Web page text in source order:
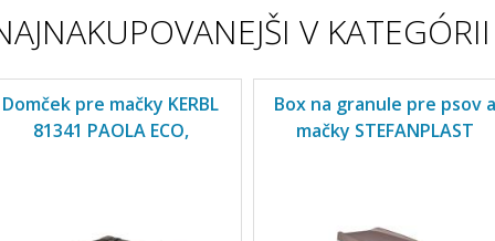
V KATEGÓRII
Domček pre mačky KERBL
81341 PAOLA ECO,
Box na granule pre psov a
mačky STEFANPLAST